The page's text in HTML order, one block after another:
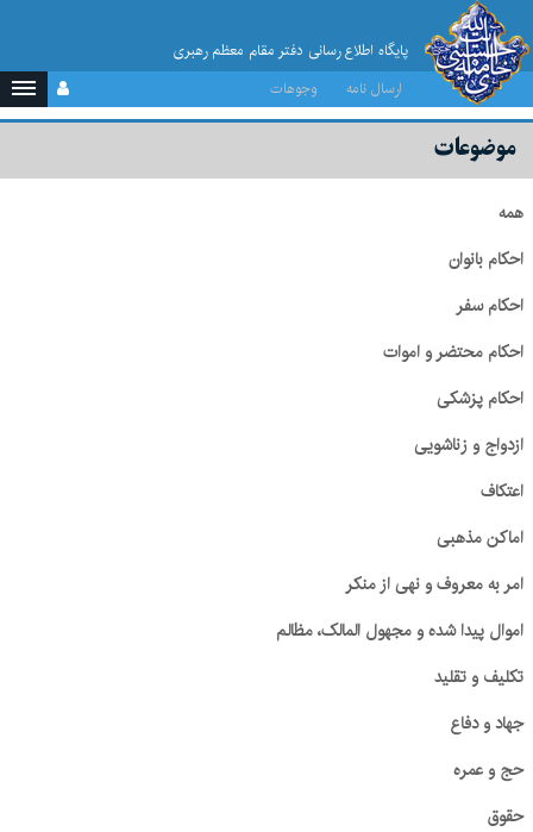
پایگاه اطلاع رسانی دفتر مقام معظم رهبری
ارسال نامه
وجوهات
موضوعات
همه
احکام بانوان
احکام سفر
احکام محتضر و اموات
احکام پزشکی
ازدواج و زناشویی
اعتکاف
اماکن مذهبی
امر به معروف و نهی از منکر
اموال پیدا شده و مجهول المالک، مظالم
تکلیف و تقلید
جهاد و دفاع
حج و عمره
حقوق